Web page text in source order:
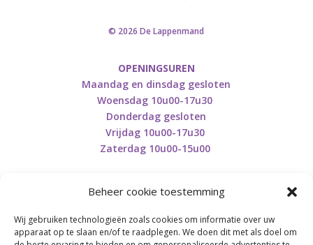
Beheer cookie toestemming
Wij gebruiken technologieën zoals cookies om informatie over uw
apparaat op te slaan en/of te raadplegen. We doen dit met als doel om
© 2026 De Lappenmand
OPENINGSUREN
Maandag en dinsdag gesloten
Woensdag 10u00-17u30
Donderdag gesloten
Vrijdag 10u00-17u30
Zaterdag 10u00-15u00
Retourneren en herroepen